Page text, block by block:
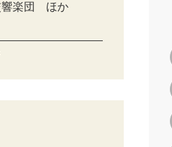
響楽団 ほか